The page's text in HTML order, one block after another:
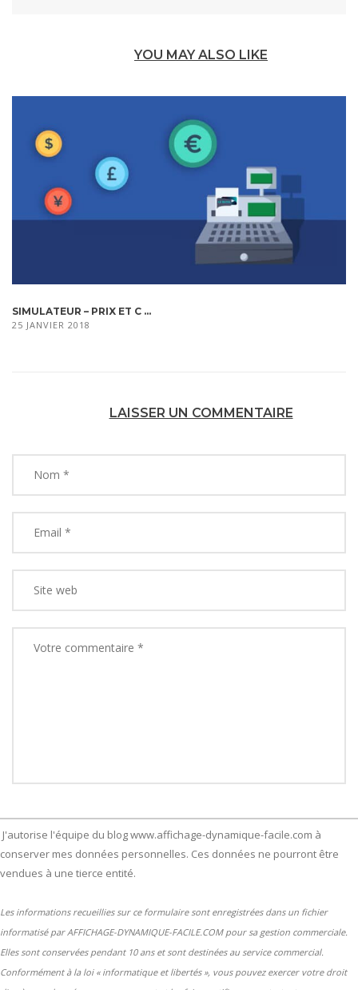
YOU MAY ALSO LIKE
SIMULATEUR – PRIX ET C ...
25 JANVIER 2018
LAISSER UN COMMENTAIRE
J'autorise l'équipe du blog www.affichage-dynamique-facile.com à
conserver mes données personnelles. Ces données ne pourront être
vendues à une tierce entité.
Les informations recueillies sur ce formulaire sont enregistrées dans un fichier
informatisé par AFFICHAGE-DYNAMIQUE-FACILE.COM pour sa gestion commerciale.
Elles sont conservées pendant 10 ans et sont destinées au service commercial.
Conformément à la loi « informatique et libertés », vous pouvez exercer votre droit